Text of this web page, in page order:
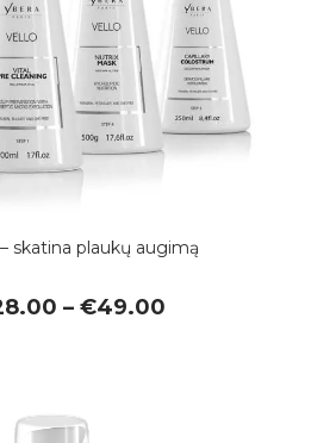
skatina plaukų augimą
– €49.00Price